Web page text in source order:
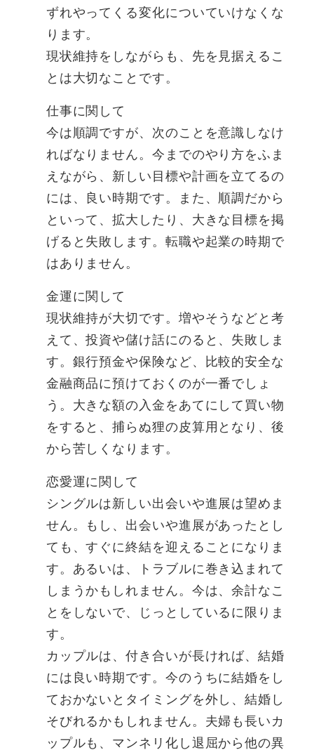
ずれやってくる変化についていけなくな
ります。
現状維持をしながらも、先を見据えるこ
とは大切なことです。
仕事に関して
今は順調ですが、次のことを意識しなけ
ればなりません。今までのやり方をふま
えながら、新しい目標や計画を立てるの
には、良い時期です。また、順調だから
といって、拡大したり、大きな目標を掲
げると失敗します。転職や起業の時期で
はありません。
金運に関して
現状維持が大切です。増やそうなどと考
えて、投資や儲け話にのると、失敗しま
す。銀行預金や保険など、比較的安全な
金融商品に預けておくのが一番でしょ
う。大きな額の入金をあてにして買い物
をすると、捕らぬ狸の皮算用となり、後
から苦しくなります。
恋愛運に関して
シングルは新しい出会いや進展は望めま
せん。もし、出会いや進展があったとし
ても、すぐに終結を迎えることになりま
す。あるいは、トラブルに巻き込まれて
しまうかもしれません。今は、余計なこ
とをしないで、じっとしているに限りま
す。
カップルは、付き合いが長ければ、結婚
には良い時期です。今のうちに結婚をし
ておかないとタイミングを外し、結婚し
そびれるかもしれません。夫婦も長いカ
ップルも、マンネリ化し退屈から他の異